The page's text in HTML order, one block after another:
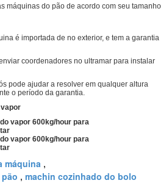
máquinas do pão de acordo com seu tamanho
é importada de no exterior, e tem a garantia
coordenadores no ultramar para instalar
pode ajudar a resolver em qualquer altura
o período da garantia.
vapor
máquina ,
, machin cozinhado do bolo